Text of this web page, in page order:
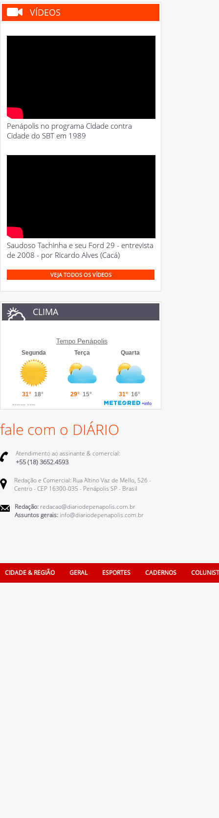
VÍDEOS
Penápolis no programa Cidade contra
Cidade do SBT em 1989
Saudoso Tachinha e seu Ford 29 - entrevista
de 2008 - por Ricardo Alves (Cacá)
VEJA TODOS OS VÍDEOS
CLIMA
Tempo Penápolis
fale com o DIÁRIO
Atendimento ao assinante & comercial:
+55 (18) 3652.4593
Redação e Comercial: Rua Altino Vaz de Mello, 526 -
Centro - CEP 16300-035 - Penápolis SP - Brasil
Redação: redacao@diariodepenapolis.com.br
Assuntos gerais: info@diariodepenapolis.com.br
CIDADE & REGIÃO GERAL ESPORTES CADERNOS